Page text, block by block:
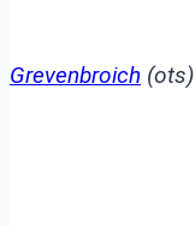
Grevenbroich (ots)